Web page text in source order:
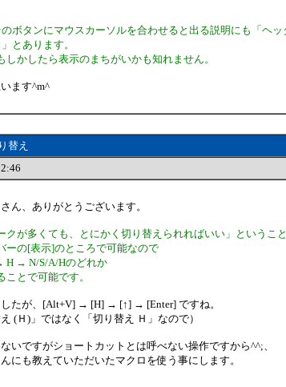
ボタンにマウスカーソルを合わせると出る説明にも「ヘッ
とあります。
かしたら表示のまちがいかも知れません。
ます^m^
替え
ん、ありがとうございます。
クが多くても、とにかく切り替えられればいい」ということ
ーの[表示]のところで可能なので
→ N/S/A/Hのどれか
ことで可能です。
たが、[Alt+V] → [H] → [↑] → [Enter] ですね。
え (Ｈ)」ではなく「切り替え Ｈ」なので）
いですがショートカットとは呼べない操作ですから^^;、
にも教えていただいたマクロを使う事にします。